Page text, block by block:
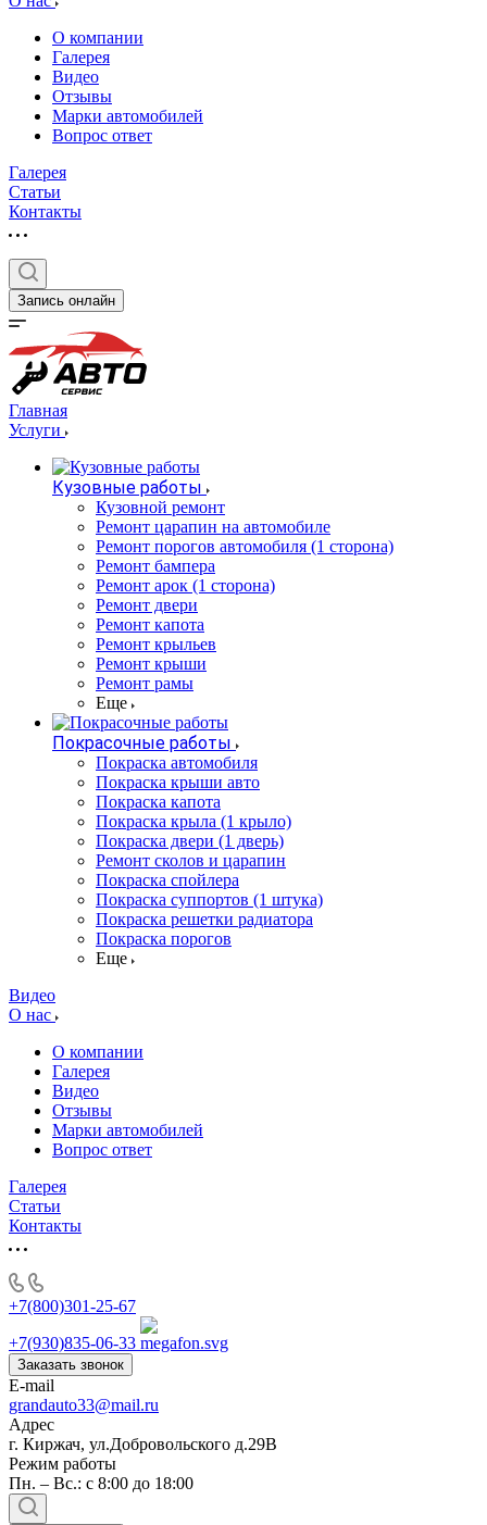
О компании
Галерея
Видео
Отзывы
Марки автомобилей
Вопрос ответ
Галерея
Статьи
Контакты
Запись онлайн
Главная
Услуги
Кузовные работы
Кузовной ремонт
Ремонт царапин на автомобиле
Ремонт порогов автомобиля (1 сторона)
Ремонт бампера
Ремонт арок (1 сторона)
Ремонт двери
Ремонт капота
Ремонт крыльев
Ремонт крыши
Ремонт рамы
Еще
Покрасочные работы
Покраска автомобиля
Покраска крыши авто
Покраска капота
Покраска крыла (1 крыло)
Покраска двери (1 дверь)
Ремонт сколов и царапин
Покраска спойлера
Покраска суппортов (1 штука)
Покраска решетки радиатора
Покраска порогов
Еще
Видео
О нас
О компании
Галерея
Видео
Отзывы
Марки автомобилей
Вопрос ответ
Галерея
Статьи
Контакты
+7(800)301-25-67
+7(930)835-06-33
Заказать звонок
E-mail
grandauto33@mail.ru
Адрес
г. Киржач, ул.Добровольского д.29В
Режим работы
Пн. – Вс.: с 8:00 до 18:00